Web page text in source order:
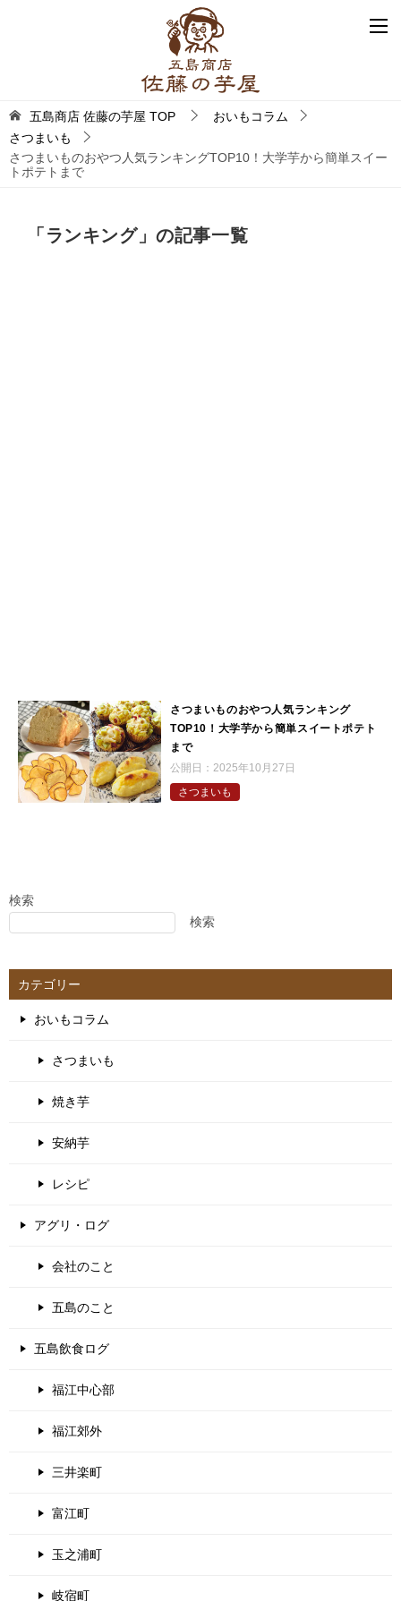
五島商店 佐藤の芋屋 TOP
おいもコラム
さつまいも
さつまいものおやつ人気ランキングTOP10！大学芋から簡単スイー
トポテトまで
「ランキング」の記事一覧
さつまいものおやつ人気ランキング
TOP10！大学芋から簡単スイートポテト
まで
公開日： 2025年10月27日
さつまいも
検索
検索
カテゴリー
おいもコラム
さつまいも
焼き芋
安納芋
レシピ
アグリ・ログ
会社のこと
五島のこと
五島飲食ログ
福江中心部
福江郊外
三井楽町
富江町
玉之浦町
岐宿町